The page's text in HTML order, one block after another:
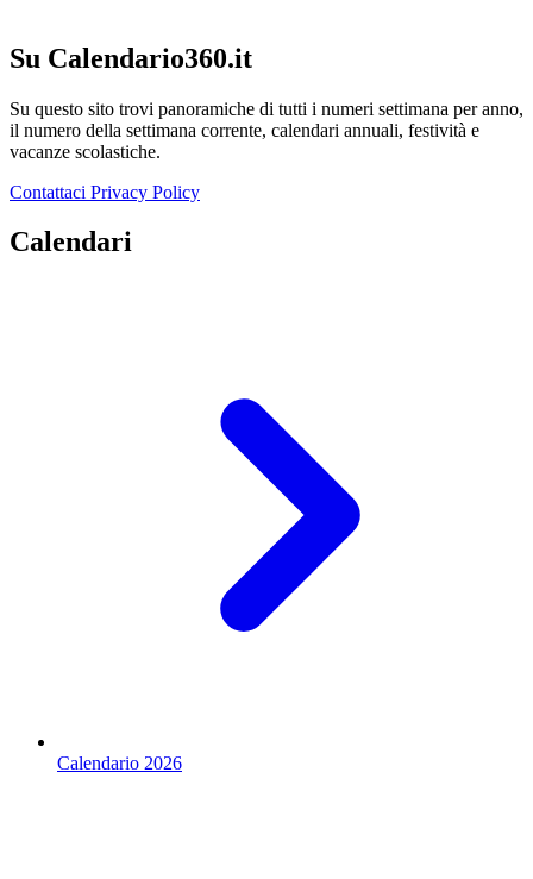
Su Calendario360.it
Su questo sito trovi panoramiche di tutti i numeri settimana per anno,
il numero della settimana corrente, calendari annuali, festività e
vacanze scolastiche.
Contattaci Privacy Policy
Calendari
Calendario 2026